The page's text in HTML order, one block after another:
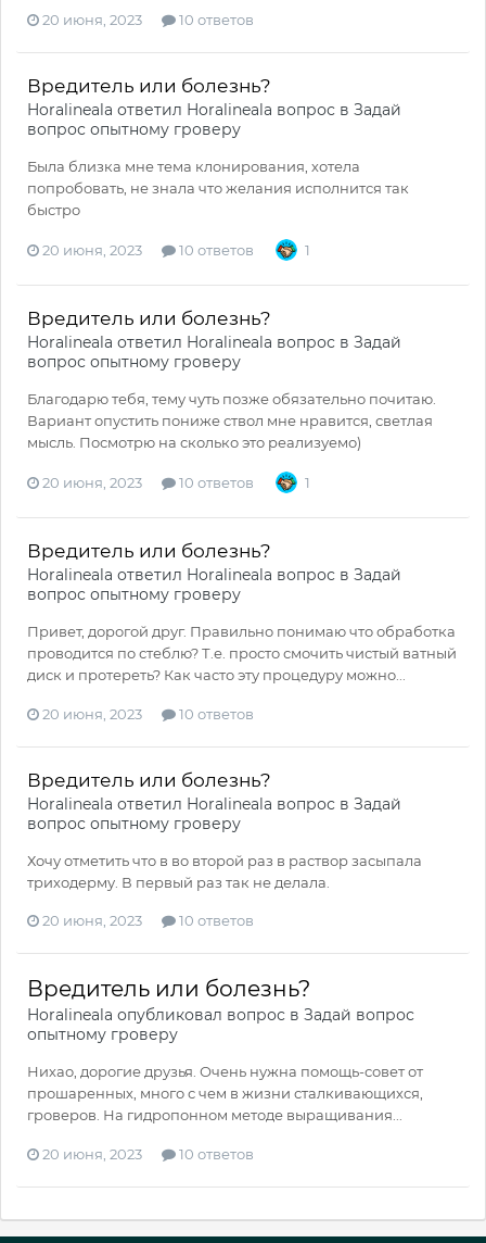
20 июня, 2023 10 ответов
Вредитель или болезнь?
Horalineala ответил Horalineala вопрос в Задай
вопрос опытному гроверу
Была близка мне тема клонирования, хотела
попробовать, не знала что желания исполнится так
быстро
20 июня, 2023 10 ответов 1
Вредитель или болезнь?
Horalineala ответил Horalineala вопрос в Задай
вопрос опытному гроверу
Благодарю тебя, тему чуть позже обязательно почитаю.
Вариант опустить пониже ствол мне нравится, светлая
мысль. Посмотрю на сколько это реализуемо)
20 июня, 2023 10 ответов 1
Вредитель или болезнь?
Horalineala ответил Horalineala вопрос в Задай
вопрос опытному гроверу
Привет, дорогой друг. Правильно понимаю что обработка
проводится по стеблю? Т.е. просто смочить чистый ватный
диск и протереть? Как часто эту процедуру можно...
20 июня, 2023 10 ответов
Вредитель или болезнь?
Horalineala ответил Horalineala вопрос в Задай
вопрос опытному гроверу
Хочу отметить что в во второй раз в раствор засыпала
триходерму. В первый раз так не делала.
20 июня, 2023 10 ответов
Вредитель или болезнь?
Horalineala опубликовал вопрос в Задай вопрос
опытному гроверу
Нихао, дорогие друзья. Очень нужна помощь-совет от
прошаренных, много с чем в жизни сталкивающихся,
гроверов. На гидропонном методе выращивания...
20 июня, 2023 10 ответов